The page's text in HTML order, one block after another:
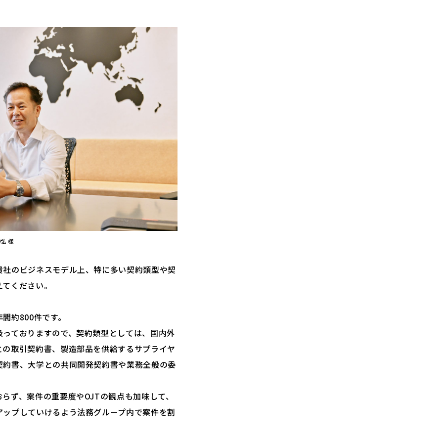
様
のビジネスモデル上、特に多い契約類型や契
ください。
約800件です。
ておりますので、契約類型としては、国内外
取引契約書、製造部品を供給するサプライヤ
書、大学との共同開発契約書や業務全般の委
ず、案件の重要度やOJTの観点も加味して、
プしていけるよう法務グループ内で案件を割